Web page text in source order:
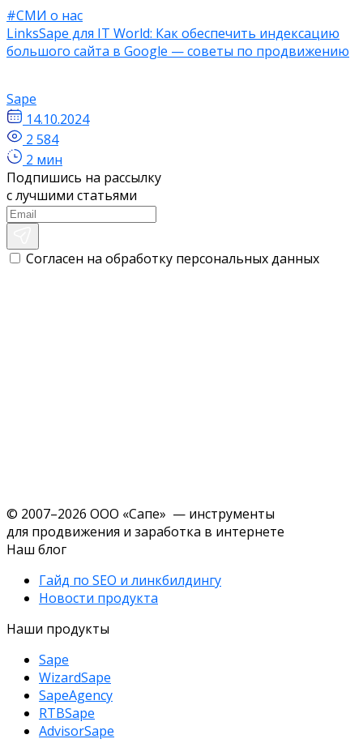
#СМИ о нас
LinksSape для IT World: Как обеспечить индексацию
большого сайта в Google — советы по продвижению
Sape
14.10.2024
2 584
2 мин
Подпишись на рассылку
с лучшими статьями
Согласен на обработку персональных данных
© 2007–2026 ООО «Сапе» — инструменты
для продвижения и заработка в интернете
Наш блог
Гайд по SEO и линкбилдингу
Новости продукта
Наши продукты
Sape
WizardSape
SapeAgency
RTBSape
AdvisorSape